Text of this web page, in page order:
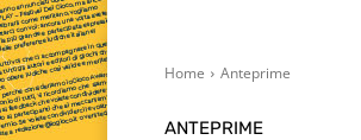
Home Anteprime
ANTEPRIME